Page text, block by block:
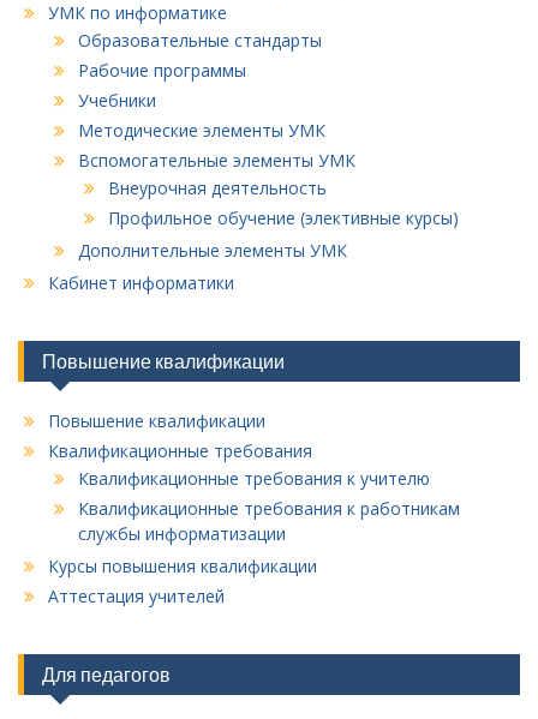
УМК по информатике
Образовательные стандарты
Рабочие программы
Учебники
Методические элементы УМК
Вспомогательные элементы УМК
Внеурочная деятельность
Профильное обучение (элективные курсы)
Дополнительные элементы УМК
Кабинет информатики
Повышение квалификации
Повышение квалификации
Квалификационные требования
Квалификационные требования к учителю
Квалификационные требования к работникам
службы информатизации
Курсы повышения квалификации
Аттестация учителей
Для педагогов